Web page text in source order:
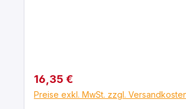
Regulärer Preis:
16,35 €
Preise exkl. MwSt. zzgl.